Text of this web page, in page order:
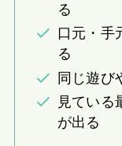
る
口元・手
る
同じ遊び
見ている
が出る